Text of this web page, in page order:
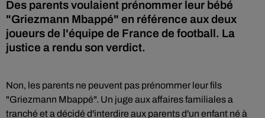
Des parents voulaient prénommer leur bébé
"Griezmann Mbappé" en référence aux deux
joueurs de l'équipe de France de football. La
justice a rendu son verdict.
Non, les parents ne peuvent pas prénommer leur fils
"Griezmann Mbappé". Un juge aux affaires familiales a
tranché et a décidé d'interdire aux parents d'un enfant né à